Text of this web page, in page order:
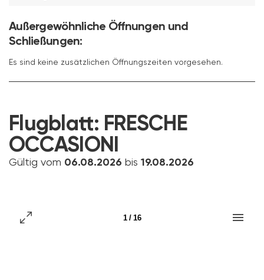
Außergewöhnliche Öffnungen und
Schließungen:
Es sind keine zusätzlichen Öffnungszeiten vorgesehen.
Flugblatt: FRESCHE
OCCASIONI
Gültig vom 06.08.2026 bis 19.08.2026